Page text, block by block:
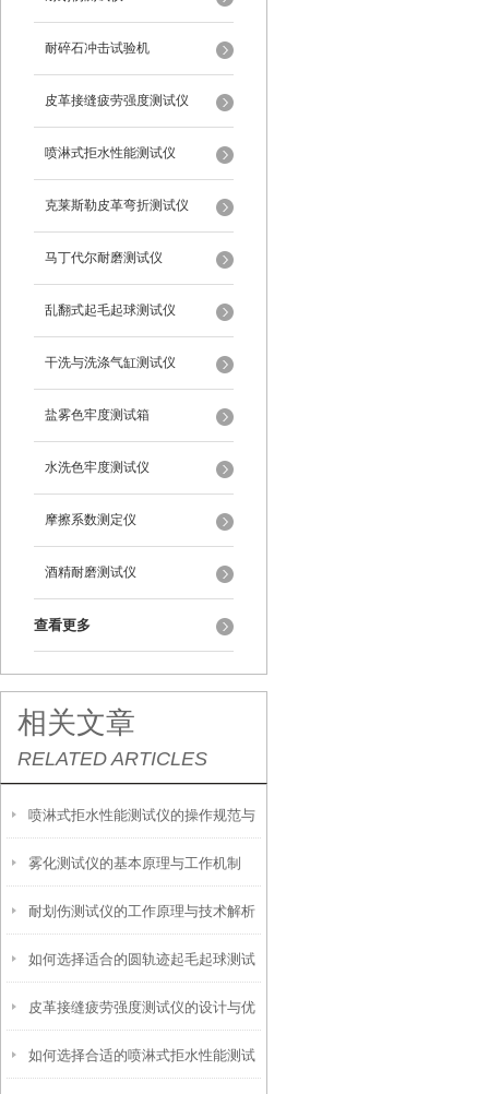
耐碎石冲击试验机
皮革接缝疲劳强度测试仪
喷淋式拒水性能测试仪
克莱斯勒皮革弯折测试仪
马丁代尔耐磨测试仪
乱翻式起毛起球测试仪
干洗与洗涤气缸测试仪
盐雾色牢度测试箱
水洗色牢度测试仪
摩擦系数测定仪
酒精耐磨测试仪
查看更多
相关文章
RELATED ARTICLES
喷淋式拒水性能测试仪的操作规范与
应用指南
雾化测试仪的基本原理与工作机制
耐划伤测试仪的工作原理与技术解析
如何选择适合的圆轨迹起毛起球测试
仪？
皮革接缝疲劳强度测试仪的设计与优
化
如何选择合适的喷淋式拒水性能测试